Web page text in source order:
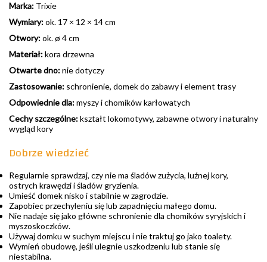
Marka: Trixie
Wymiary:ok. 17 × 12 × 14 cm
Otwory:ok. ø 4 cm
Materiał:kora drzewna
Otwarte dno:nie dotyczy
Zastosowanie: schronienie, domek do zabawy i element trasy
Odpowiednie dla:myszy i chomików karłowatych
Cechy szczególne:kształt lokomotywy, zabawne otwory i naturalny
wygląd kory
Dobrze wiedzieć
Regularnie sprawdzaj, czy nie ma śladów zużycia, luźnej kory,
ostrych krawędzi i śladów gryzienia.
Umieść domek nisko i stabilnie w zagrodzie.
Zapobiec przechyleniu się lub zapadnięciu małego domu.
Nie nadaje się jako główne schronienie dla chomików syryjskich i
myszoskoczków.
Używaj domku w suchym miejscu i nie traktuj go jako toalety.
Wymień obudowę, jeśli ulegnie uszkodzeniu lub stanie się
niestabilna.